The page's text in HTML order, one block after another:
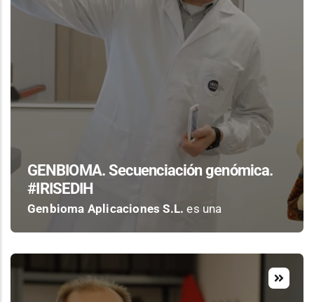
GENBIOMA. Secuenciación genómica.
#IRISEDIH
Genbioma Aplicaciones S.L. es una